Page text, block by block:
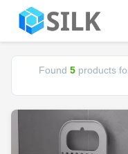
Found 5 products